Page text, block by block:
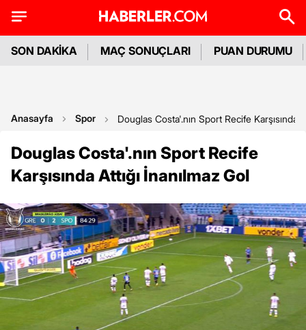
SON DAKİKA MAÇ SONUÇLARI PUAN DURUMU
Anasayfa Spor Douglas Costa'.nın Sport Recife Karşısında
Douglas Costa'.nın Sport Recife
Karşısında Attığı İnanılmaz Gol